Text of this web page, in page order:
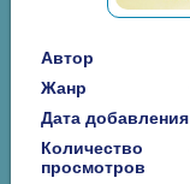
Автор
Жанр
Дата добавления
Количество
просмотров